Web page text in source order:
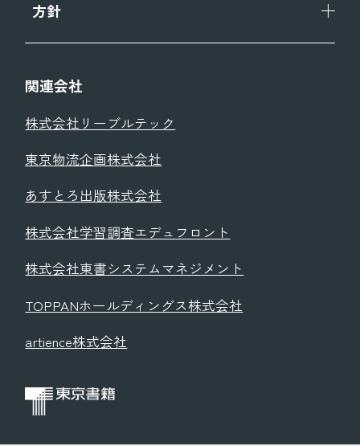
方針
関連会社
株式会社リーブルテック
東京物流企画株式会社
あすとろ出版株式会社
株式会社学習調査エデュフロント
株式会社東書システムマネジメント
TOPPANホールディングス株式会社
artience株式会社